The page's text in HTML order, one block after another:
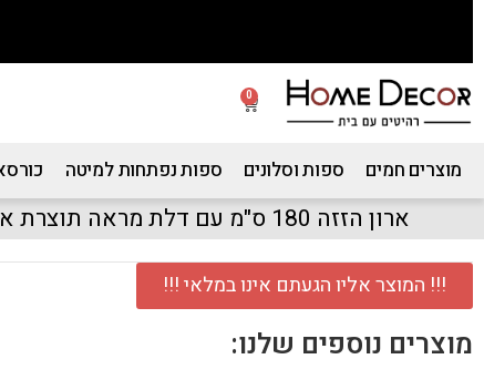
0
מוצרים חמים ספות וסלונים ספות נפתחות למיטה
ארון הזזה 180 ס"מ עם דלת מראה תוצרת אירופה דגם מריל 180
!!! המוצר אליו הגעתם אינו במלאי !!!
מוצרים נוספים שלנו: